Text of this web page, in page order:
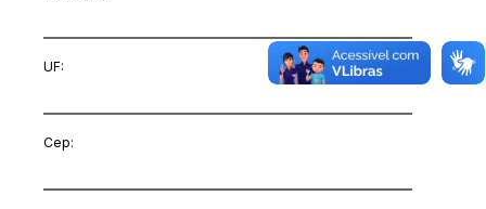
UF:
Cep: